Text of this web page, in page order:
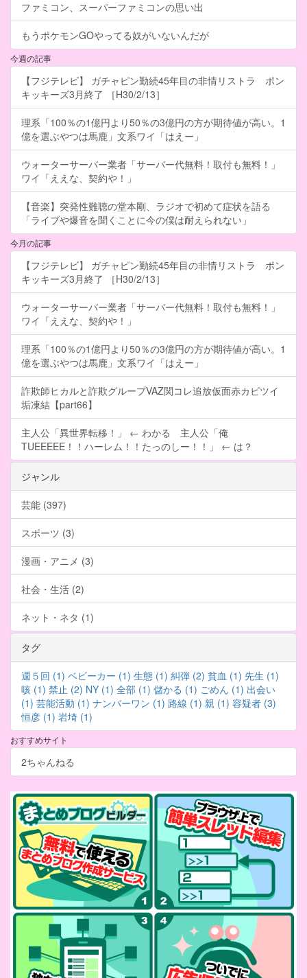
ファミコン、スーパーファミコンの思い出
もうポケモンGOやってる奴がいないんだが
今週の記事
【フジテレビ】 ガチャピン勤続45年目の非情リストラ ポン
キッキーズ3月終了 ［H30/2/13］
理系「100％の1億円より50％の3億円の方が期待値が高い。1
億を選ぶやつは馬鹿」文系ワイ「はえー」
ウォーターサーバー業者「サーバー代無料！取付も無料！」
ワイ「ええな、契約や！」
【音楽】突発性難聴の堂本剛、ラジオで初めて症状を語る
「ライブや爆音を聞くことに今の僕は耐えられない」
今月の記事
【フジテレビ】 ガチャピン勤続45年目の非情リストラ ポン
キッキーズ3月終了 ［H30/2/13］
ウォーターサーバー業者「サーバー代無料！取付も無料！」
ワイ「ええな、契約や！」
理系「100％の1億円より50％の3億円の方が期待値が高い。1
億を選ぶやつは馬鹿」文系ワイ「はえー」
詐欺師ヒカルと詐欺グループVAZ関コレ追放仮面赤カビツイ
垢凍結【part66】
主人公「異世界転移！」 ← わかる 主人公「俺
TUEEEEE！！ハーレム！！たっのしー！！」 ← は？
ジャンル
芸能 (397)
スポーツ (3)
漫画・アニメ (3)
社会・生活 (2)
ネット・ネタ (1)
タグ
週５回 (1) ベビーカー (1) 生態 (1) 糾弾 (2) 貧血 (1) 先生 (1)
咳 (1) 禁止 (2) NY (1) 全部 (1) 儲かる (1) ごめん (1) 出会い
(1) 芸能活動 (1) ナンバーワン (1) 路線 (1) 親 (1) 容疑者 (3)
恒彦 (1) 岩埼 (1)
おすすめサイト
2ちゃんねる